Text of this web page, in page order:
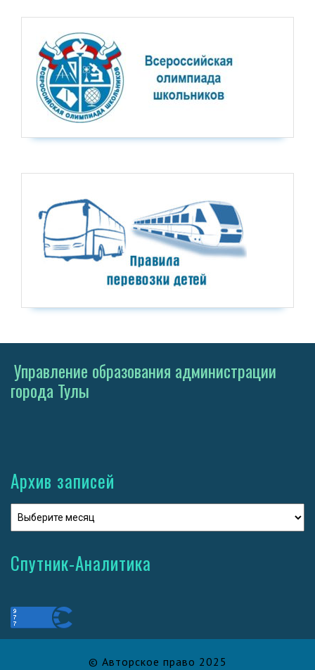
Управление образования администрации
города Тулы
Архив записей
Спутник-Аналитика
© Авторское право 2025